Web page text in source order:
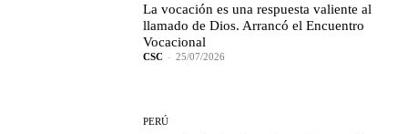
La vocación es una respuesta valiente al
llamado de Dios. Arrancó el Encuentro
Vocacional
CSC - 25/07/2026
PERÚ